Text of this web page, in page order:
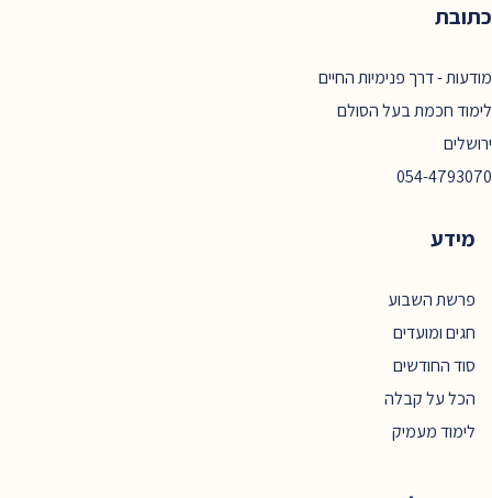
כתובת
מודעות - דרך פנימיות החיים
לימוד חכמת בעל הסולם
ירושלים
054-4793070
מידע
פרשת השבוע
חגים ומועדים
סוד החודשים
הכל על קבלה
לימוד מעמיק